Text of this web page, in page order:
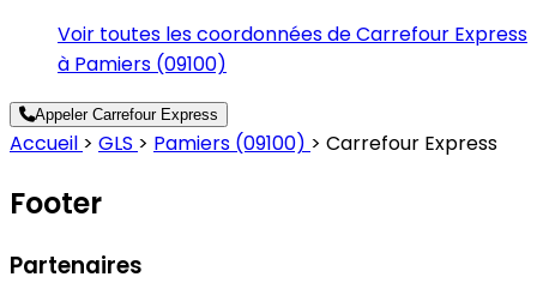
Voir toutes les coordonnées de Carrefour Express
à Pamiers (09100)
Appeler Carrefour Express
Accueil > GLS > Pamiers (09100) > Carrefour Express
Footer
Partenaires